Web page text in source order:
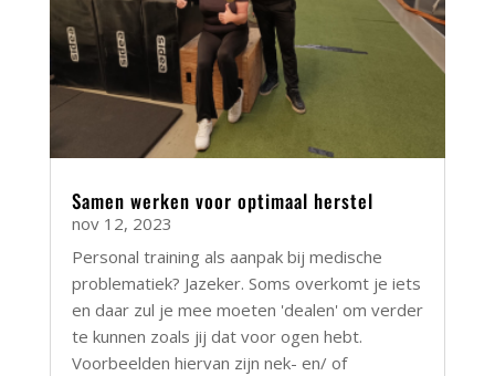
Samen werken voor optimaal herstel
nov 12, 2023
Personal training als aanpak bij medische
problematiek? Jazeker. Soms overkomt je iets
en daar zul je mee moeten 'dealen' om verder
te kunnen zoals jij dat voor ogen hebt.
Voorbeelden hiervan zijn nek- en/ of